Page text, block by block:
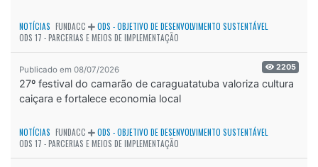
NOTÍCIAS FUNDACC
ODS - OBJETIVO DE DESENVOLVIMENTO SUSTENTÁVEL
ODS 17 - PARCERIAS E MEIOS DE IMPLEMENTAÇÃO
Publicado em 08/07/2026 2205
27º festival do camarão de caraguatatuba valoriza cultura
caiçara e fortalece economia local
NOTÍCIAS FUNDACC
ODS - OBJETIVO DE DESENVOLVIMENTO SUSTENTÁVEL
ODS 17 - PARCERIAS E MEIOS DE IMPLEMENTAÇÃO